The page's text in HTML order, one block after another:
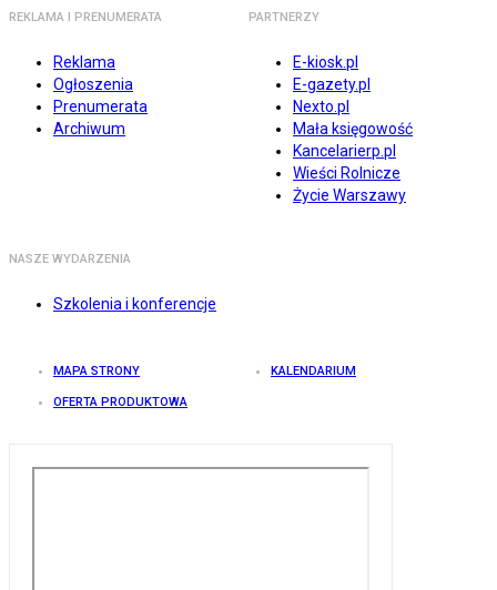
REKLAMA I PRENUMERATA
Reklama
Ogłoszenia
Prenumerata
Archiwum
PARTNERZY
E-kiosk.pl
E-gazety.pl
Nexto.pl
Mała księgowość
Kancelarierp.pl
Wieści Rolnicze
Życie Warszawy
NASZE WYDARZENIA
Szkolenia i konferencje
MAPA STRONY KALENDARIUM
OFERTA PRODUKTOWA